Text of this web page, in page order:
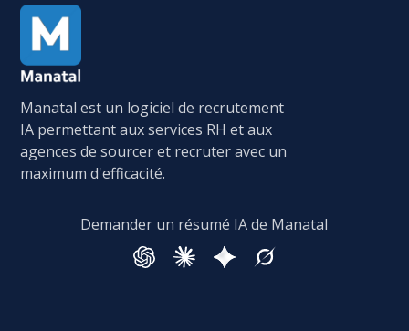
Manatal est un logiciel de recrutement
IA permettant aux services RH et aux
agences de sourcer et recruter avec un
maximum d'efficacité.
Demander un résumé IA de Manatal